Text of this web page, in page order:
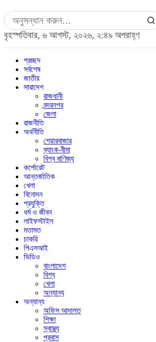
বৃহস্পতিবার, ৬ আগস্ট, ২০২৬, ২:৪৯ অপরাহ্ণ
প্রচ্ছদ
সর্বশেষ
জাতীয়
সারাদেশ
রাজধানী
বন্দরনগর
জেলা
রাজনীতি
অর্থনীতি
শেয়ারবাজার
ব্যাংক-বীমা
বিশ্ব বাণিজ্য
কর্পোরেট
আন্তর্জাতিক
খেলা
বিনোদন
প্রযুক্তি
ধর্ম ও জীবন
লাইফস্টাইল
মতামত
চাকরি
পিএসআই
ভিডিও
বাংলাদেশ
বিশ্ব
খেলা
অন্যান্য
অন্যান্য
অফিস আদালত
শিক্ষা
স্বাস্থ্য
প্রবাস